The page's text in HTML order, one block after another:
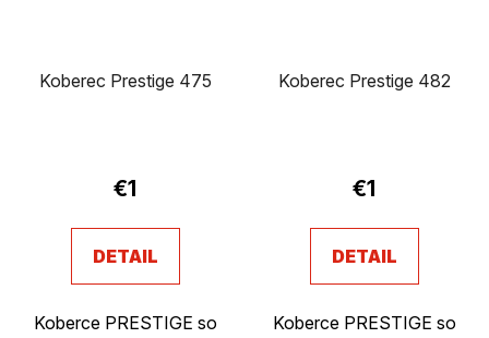
Koberec Prestige 475
€1
DETAIL
Koberce PRESTIGE so
Koberec Prestige 482
€1
DETAIL
Koberce PRESTIGE so